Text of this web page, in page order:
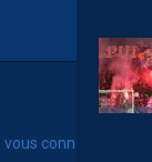
vous connecter